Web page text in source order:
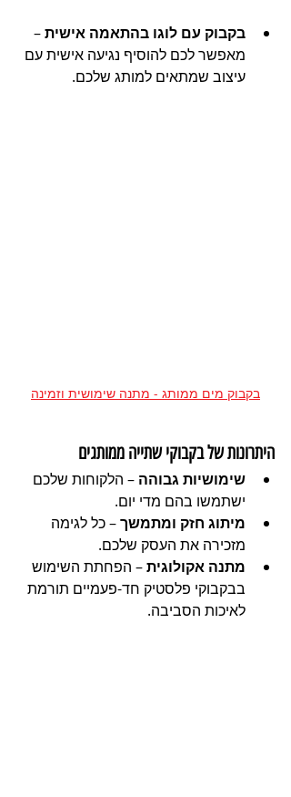
בקבוק עם לוגו בהתאמה אישית –
מאפשר לכם להוסיף נגיעה אישית עם
עיצוב שמתאים למותג שלכם.
בקבוק מים ממותג - מתנה שימושית וזמינה
היתרונות של בקבוקי שתייה ממותגים
שימושיות גבוהה – הלקוחות שלכם
ישתמשו בהם מדי יום.
מיתוג חזק ומתמשך – כל לגימה
מזכירה את העסק שלכם.
מתנה אקולוגית – הפחתת השימוש
בבקבוקי פלסטיק חד-פעמיים תורמת
לאיכות הסביבה.